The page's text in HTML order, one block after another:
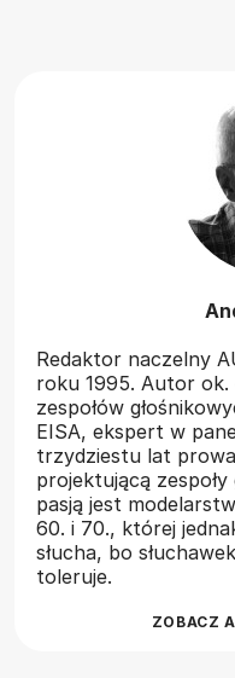
Redaktor naczelny
roku 1995. Autor
zespołów
EISA, ekspert w
trzydziestu lat
projektującą
pasją jest
60. i 70., której
słucha, bo
toleruje.
ZOBACZ